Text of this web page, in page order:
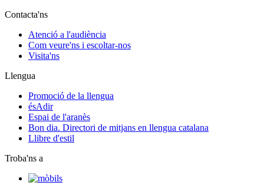
Contacta'ns
Atenció a l'audiència
Com veure'ns i escoltar-nos
Visita'ns
Llengua
Promoció de la llengua
ésAdir
Espai de l'aranès
Bon dia. Directori de mitjans en llengua catalana
Llibre d'estil
Troba'ns a